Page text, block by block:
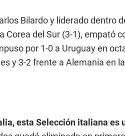
Bilardo y liderado dentro
del Sur (3-1), empató
por 1-0 a Uruguay en
y 3-2 frente a Alemania en
esta Selección italiana es